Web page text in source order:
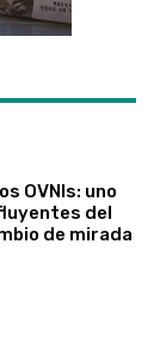
OVNIs: uno
del
de mirada